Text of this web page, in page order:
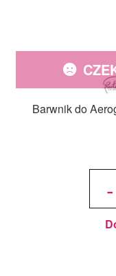
Barwnik do
-